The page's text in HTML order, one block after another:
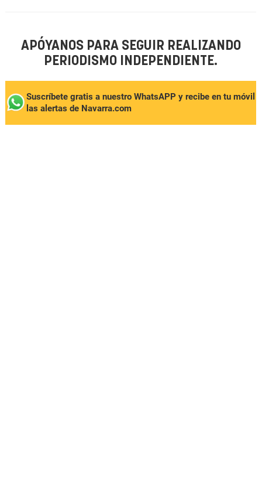
APÓYANOS PARA SEGUIR REALIZANDO
PERIODISMO INDEPENDIENTE.
Suscríbete gratis a nuestro WhatsAPP y recibe en tu móvil
las alertas de Navarra.com